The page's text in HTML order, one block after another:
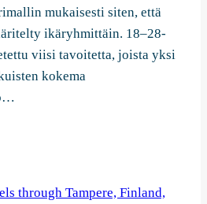
mukaisesti siten, että
ikäryhmittäin. 18–28-
viisi tavoitetta, joista yksi
kokema